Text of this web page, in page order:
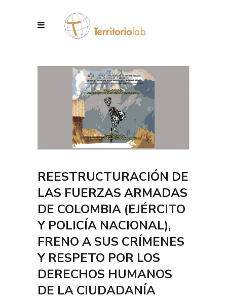
REESTRUCTURACIÓN DE
LAS FUERZAS ARMADAS
DE COLOMBIA (EJÉRCITO
Y POLICÍA NACIONAL),
FRENO A SUS CRÍMENES
Y RESPETO POR LOS
DERECHOS HUMANOS
DE LA CIUDADANÍA